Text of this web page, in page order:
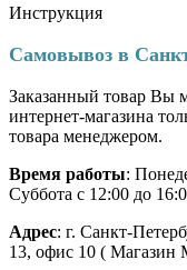
Инструкция
Самовывоз в
Заказанный товар Вы
интернет-магазина
товара менеджером.
Время работы:
Суббота с 12:00 до
Адрес: г. Санкт-
13, офис 10 ( Магазин